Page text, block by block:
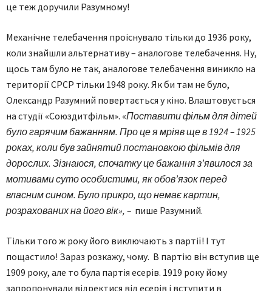
це теж доручили Разумному!
Механічне телебачення проіснувало тільки до 1936 року,
коли знайшли альтернативу – аналогове телебачення. Ну,
щось там було не так, аналогове телебачення виникло на
території СРСР тільки 1948 року. Як би там не було,
Олександр Разумний повертається у кіно. Влаштовується
на студії «Союздитфільм». «Поставити фільм для дітей
було гарячим бажанням. Про це я мріяв ще в 1924 – 1925
роках, коли був зайнятий постановкою фільмів для
дорослих. Зізнаюся, спочатку це бажання з’явилося за
мотивами суто особистими, як обов’язок перед
власним сином. Було прикро, що немає картин,
розрахованих на його вік», – пише Разумний.
Тільки того ж року його виключають з партії! І тут
пощастило! Зараз розкажу, чому. В партію він вступив ще
1909 року, але то була партія есерів. 1919 року йому
запропонували відректися від есерів і вступити в